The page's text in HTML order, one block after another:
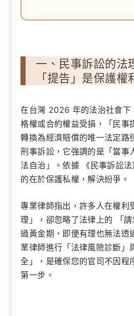
一、民事訴訟的法
「提告」是保護權
在台灣 2026 年的法治社會下
格權或合約權益受損，「民事
轉換為經濟賠償的唯一法定路
刑事訴訟，它強調的是「當事
法自治」。依據
《民事訴訟
的在於保護私權，解決紛爭。
專業律師指出，許多人在權利
理」，卻忽略了法律上的 「
過黃金期，即便有理也無法透
業律師進行「法律風險診斷」
全」，是確保您的官司不因程
第一步。